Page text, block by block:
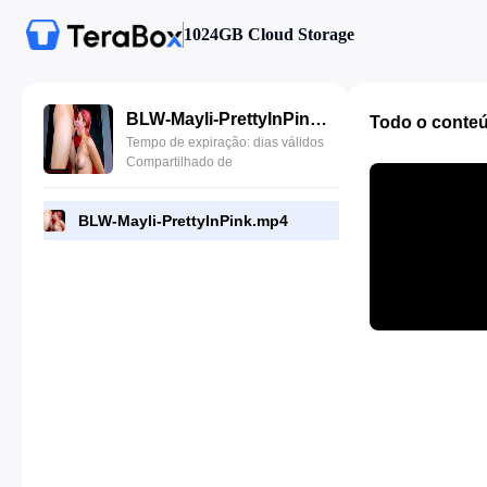
1024GB Cloud Storage
BLW-Mayli-PrettyInPink.mp4
Tempo de expiração: dias válidos
Compartilhado de
BLW-Mayli-PrettyInPink.mp4
Todo o